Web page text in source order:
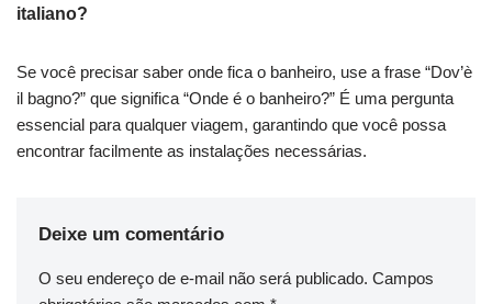
italiano?
Se você precisar saber onde fica o banheiro, use a frase “Dov’è
il bagno?” que significa “Onde é o banheiro?” É uma pergunta
essencial para qualquer viagem, garantindo que você possa
encontrar facilmente as instalações necessárias.
Deixe um comentário
O seu endereço de e-mail não será publicado. Campos